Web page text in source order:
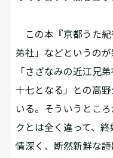
この本『京都うた紀
弟社」などというのが
「さざなみの近江兄
十七となる」との高
いる。そういうとこ
クとは全く違って、
情深く、断然新鮮な詩